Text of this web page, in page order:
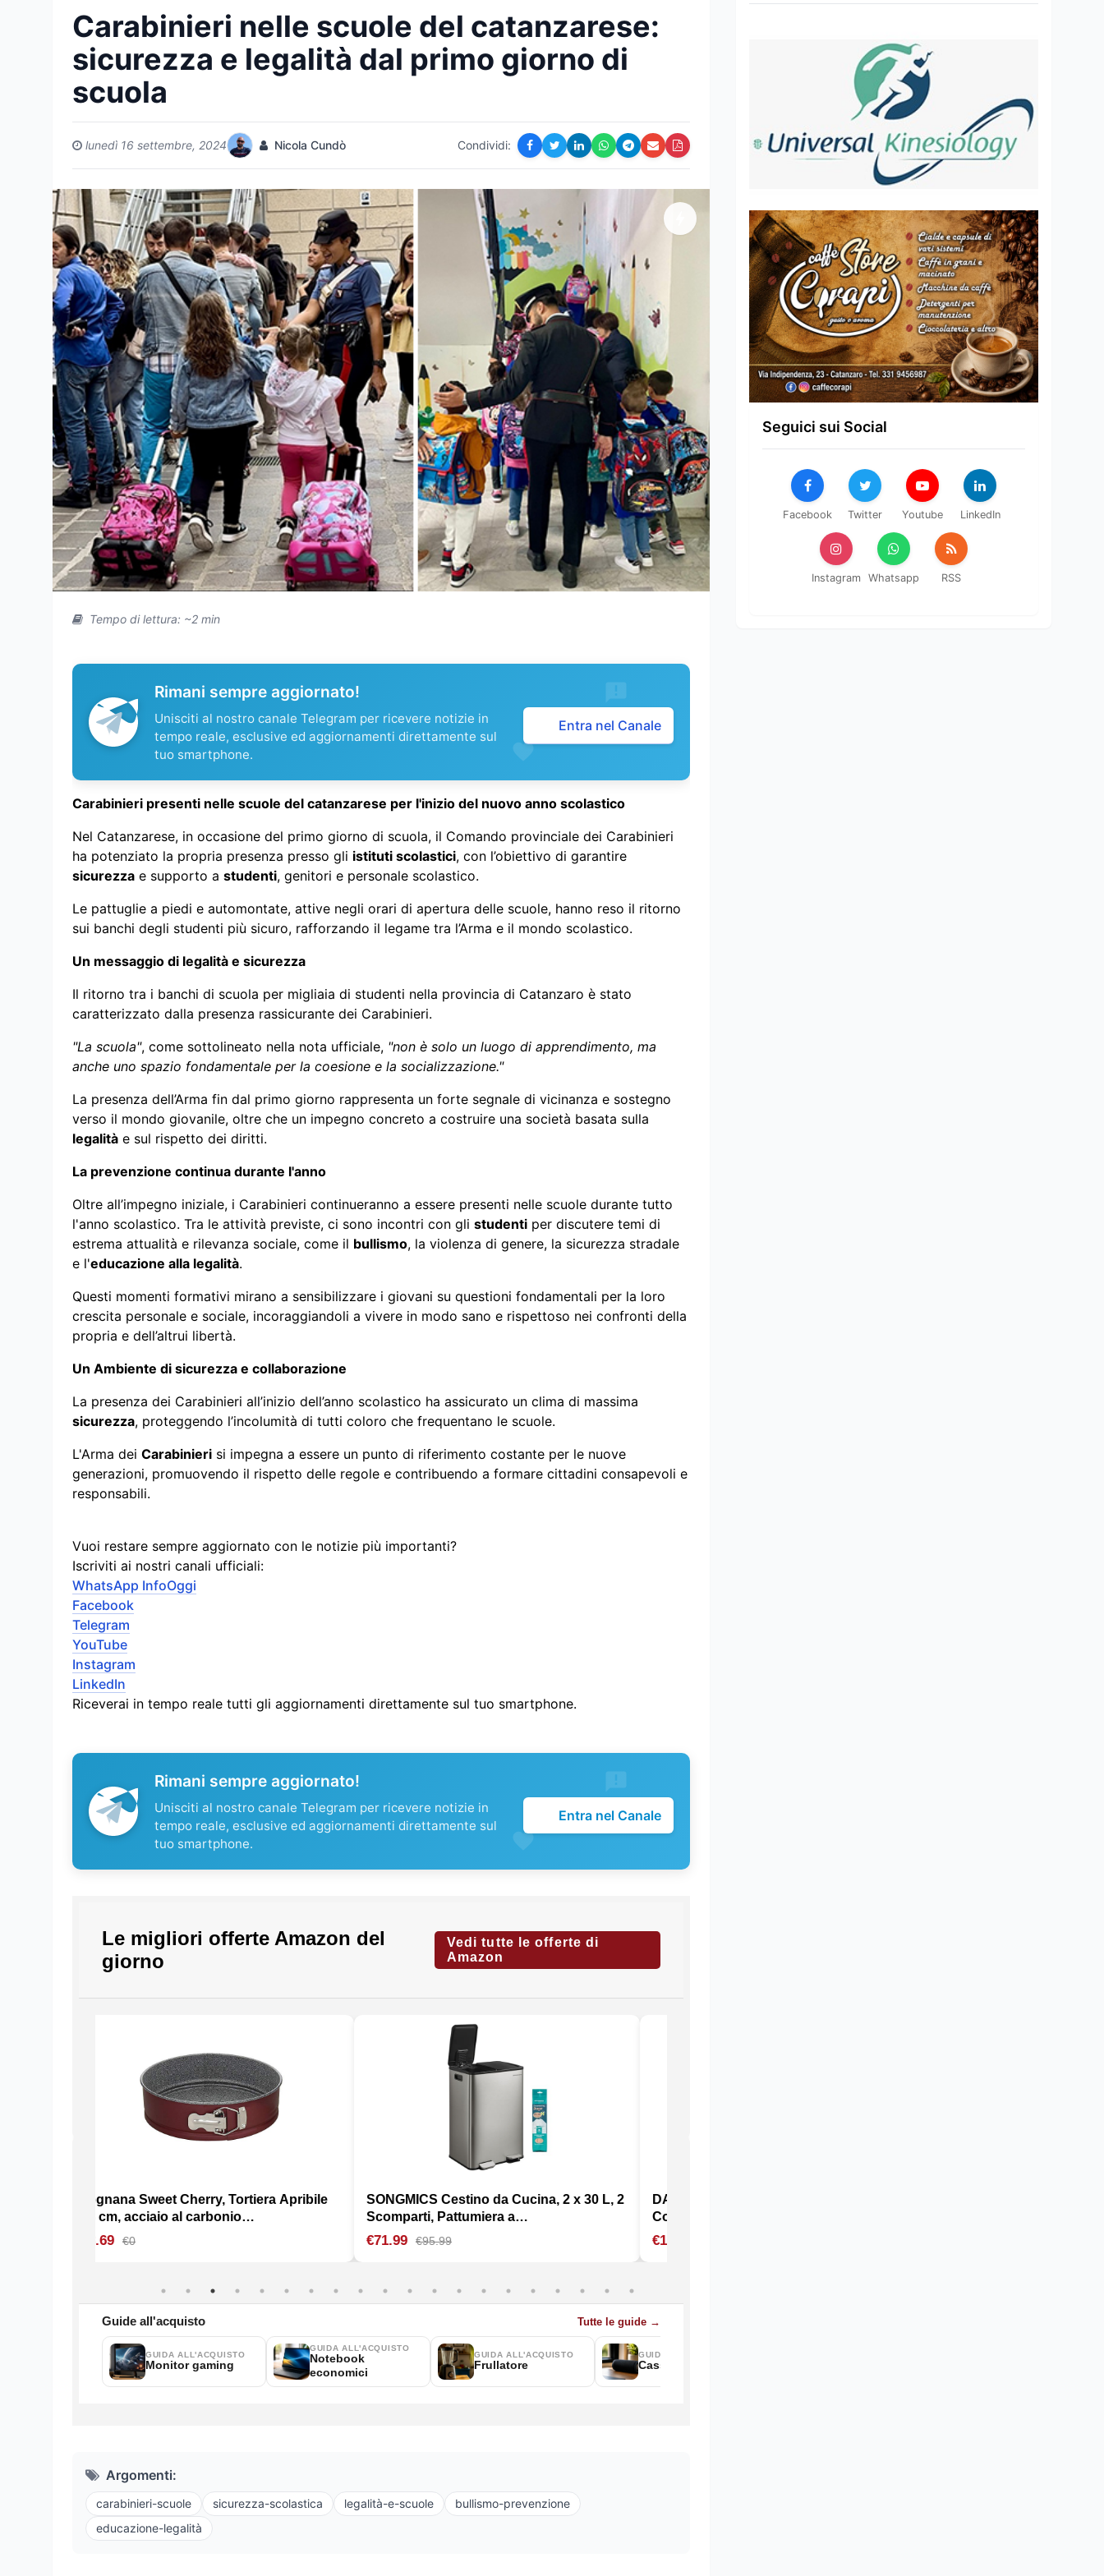
Carabinieri nelle scuole del catanzarese:
sicurezza e legalità dal primo giorno di
scuola
lunedì 16 settembre, 2024 Nicola Cundò Condividi:
Tempo di lettura: ~2 min
Rimani sempre aggiornato!
Unisciti al nostro canale Telegram per ricevere notizie in
tempo reale, esclusive ed aggiornamenti direttamente sul
tuo smartphone.
Entra nel Canale
Carabinieri presenti nelle scuole del catanzarese per l'inizio del nuovo anno scolastico
Nel Catanzarese, in occasione del primo giorno di scuola, il Comando provinciale dei Carabinieri
ha potenziato la propria presenza presso gli istituti scolastici, con l’obiettivo di garantire
sicurezza e supporto a studenti, genitori e personale scolastico.
Le pattuglie a piedi e automontate, attive negli orari di apertura delle scuole, hanno reso il ritorno
sui banchi degli studenti più sicuro, rafforzando il legame tra l’Arma e il mondo scolastico.
Un messaggio di legalità e sicurezza
Il ritorno tra i banchi di scuola per migliaia di studenti nella provincia di Catanzaro è stato
caratterizzato dalla presenza rassicurante dei Carabinieri.
"La scuola", come sottolineato nella nota ufficiale, "non è solo un luogo di apprendimento, ma
anche uno spazio fondamentale per la coesione e la socializzazione."
La presenza dell’Arma fin dal primo giorno rappresenta un forte segnale di vicinanza e sostegno
verso il mondo giovanile, oltre che un impegno concreto a costruire una società basata sulla
legalità e sul rispetto dei diritti.
La prevenzione continua durante l'anno
Oltre all’impegno iniziale, i Carabinieri continueranno a essere presenti nelle scuole durante tutto
l'anno scolastico. Tra le attività previste, ci sono incontri con gli studenti per discutere temi di
estrema attualità e rilevanza sociale, come il bullismo, la violenza di genere, la sicurezza stradale
e l'educazione alla legalità.
Questi momenti formativi mirano a sensibilizzare i giovani su questioni fondamentali per la loro
crescita personale e sociale, incoraggiandoli a vivere in modo sano e rispettoso nei confronti della
propria e dell’altrui libertà.
Un Ambiente di sicurezza e collaborazione
La presenza dei Carabinieri all’inizio dell’anno scolastico ha assicurato un clima di massima
sicurezza, proteggendo l’incolumità di tutti coloro che frequentano le scuole.
L'Arma dei Carabinieri si impegna a essere un punto di riferimento costante per le nuove
generazioni, promuovendo il rispetto delle regole e contribuendo a formare cittadini consapevoli e
responsabili.
Vuoi restare sempre aggiornato con le notizie più importanti?
Iscriviti ai nostri canali ufficiali:
WhatsApp InfoOggi
Facebook
Telegram
YouTube
Instagram
LinkedIn
Riceverai in tempo reale tutti gli aggiornamenti direttamente sul tuo smartphone.
Rimani sempre aggiornato!
Unisciti al nostro canale Telegram per ricevere notizie in
tempo reale, esclusive ed aggiornamenti direttamente sul
tuo smartphone.
Entra nel Canale
Argomenti:
carabinieri-scuole sicurezza-scolastica legalità-e-scuole
bullismo-prevenzione
educazione-legalità
Seguici sui Social
Facebook Twitter Youtube LinkedIn
Instagram Whatsapp RSS